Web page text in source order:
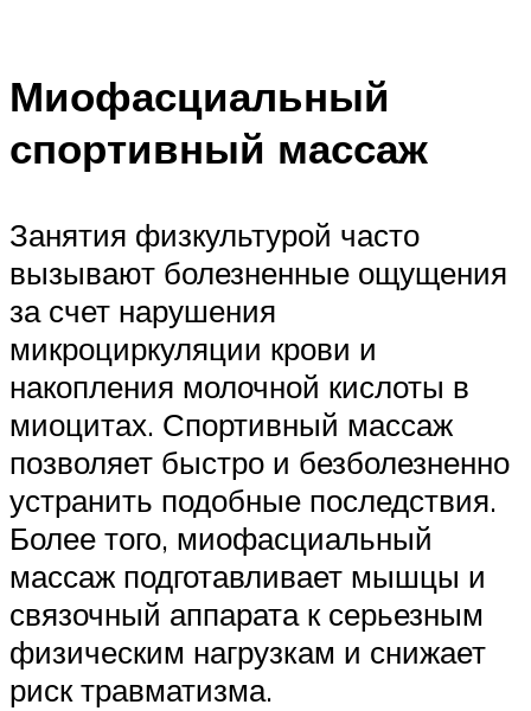
Миофасциальный
спортивный массаж
Занятия физкультурой часто
вызывают болезненные ощущения
за счет нарушения
микроциркуляции крови и
накопления молочной кислоты в
миоцитах. Спортивный массаж
позволяет быстро и безболезненно
устранить подобные последствия.
Более того, миофасциальный
массаж подготавливает мышцы и
связочный аппарата к серьезным
физическим нагрузкам и снижает
риск травматизма.